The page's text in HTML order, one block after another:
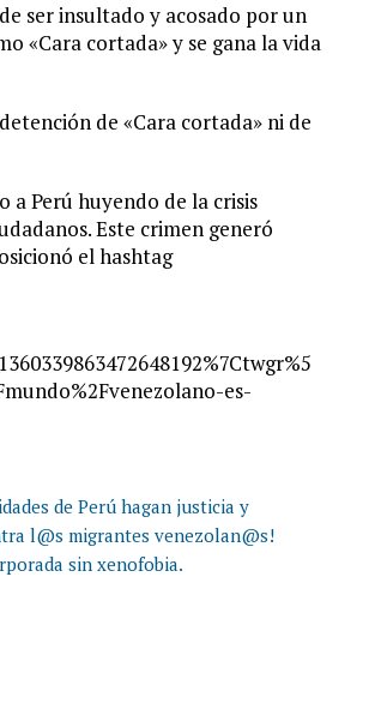
ser insultado y acosado por un
«Cara cortada» y se gana la vida
de «Cara cortada» ni de
a Perú huyendo de la crisis
Este crimen generó
el hashtag
es-
de Perú hagan justicia y
l@s migrantes venezolan@s!
sin xenofobia.